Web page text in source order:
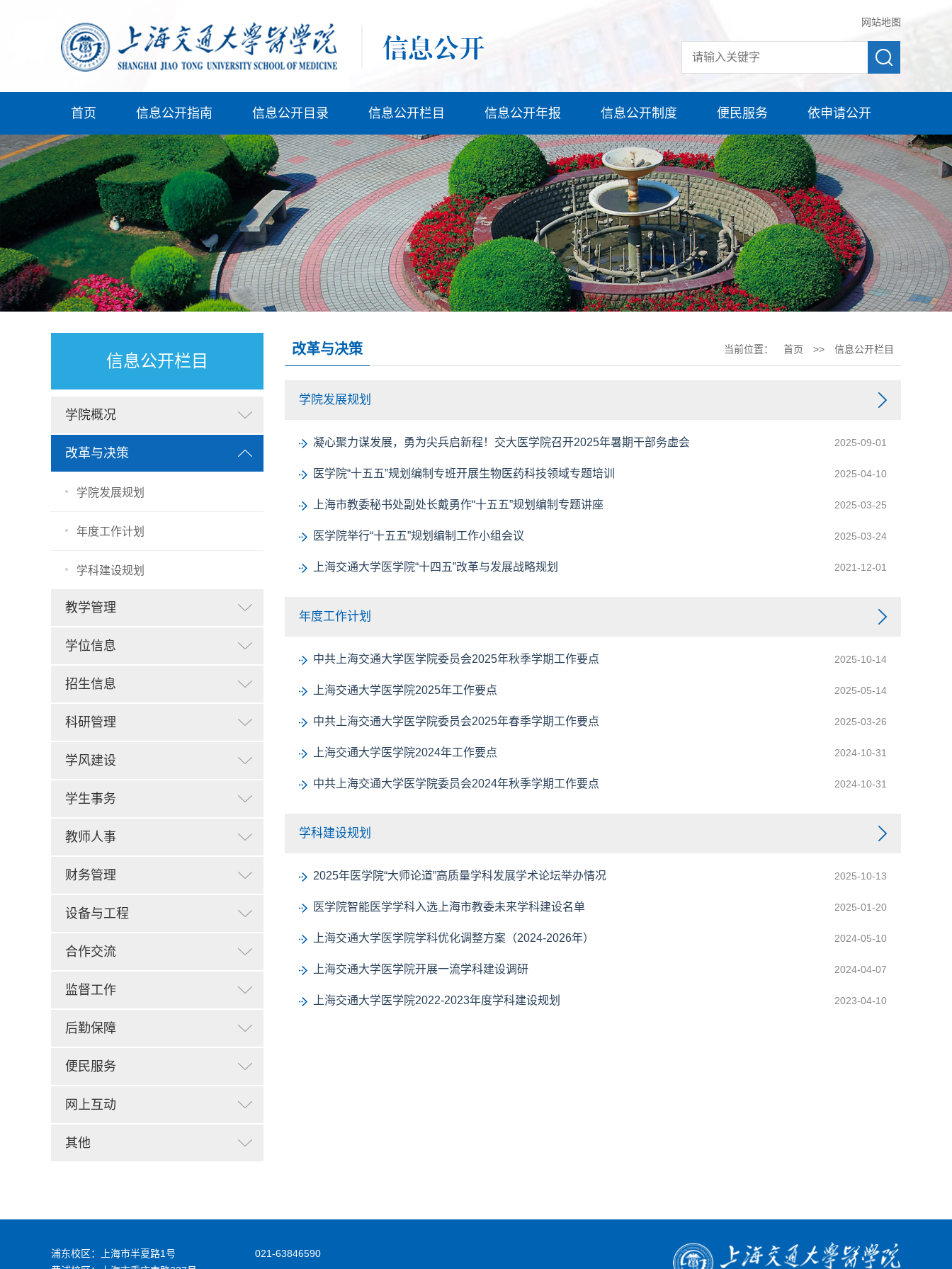
网站地图
首页 信息公开指南 信息公开目录 信息公开栏目 信息公开年报 信息公开制度 便民服务 依申请公开
信息公开栏目
学院概况
改革与决策
学院发展规划
年度工作计划
学科建设规划
教学管理
学位信息
招生信息
科研管理
学风建设
学生事务
教师人事
财务管理
设备与工程
合作交流
监督工作
后勤保障
便民服务
网上互动
其他
改革与决策 当前位置： 首页 >> 信息公开栏目
学院发展规划
凝心聚力谋发展，勇为尖兵启新程！交大医学院召开2025年暑期干部务虚会 2025-09-01
医学院“十五五”规划编制专班开展生物医药科技领域专题培训 2025-04-10
上海市教委秘书处副处长戴勇作“十五五”规划编制专题讲座 2025-03-25
医学院举行“十五五”规划编制工作小组会议 2025-03-24
上海交通大学医学院“十四五”改革与发展战略规划 2021-12-01
年度工作计划
中共上海交通大学医学院委员会2025年秋季学期工作要点 2025-10-14
上海交通大学医学院2025年工作要点 2025-05-14
中共上海交通大学医学院委员会2025年春季学期工作要点 2025-03-26
上海交通大学医学院2024年工作要点 2024-10-31
中共上海交通大学医学院委员会2024年秋季学期工作要点 2024-10-31
学科建设规划
2025年医学院“大师论道”高质量学科发展学术论坛举办情况 2025-10-13
医学院智能医学学科入选上海市教委未来学科建设名单 2025-01-20
上海交通大学医学院学科优化调整方案（2024-2026年） 2024-05-10
上海交通大学医学院开展一流学科建设调研 2024-04-07
上海交通大学医学院2022-2023年度学科建设规划 2023-04-10
浦东校区：上海市半夏路1号 021-63846590